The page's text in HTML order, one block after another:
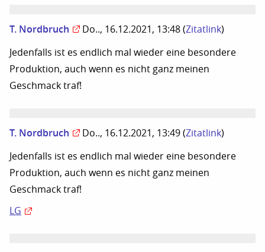
T. Nordbruch Do.., 16.12.2021, 13:48 (Zitatlink)
Jedenfalls ist es endlich mal wieder eine besondere
Produktion, auch wenn es nicht ganz meinen
Geschmack traf!
T. Nordbruch Do.., 16.12.2021, 13:49 (Zitatlink)
Jedenfalls ist es endlich mal wieder eine besondere
Produktion, auch wenn es nicht ganz meinen
Geschmack traf!
LG